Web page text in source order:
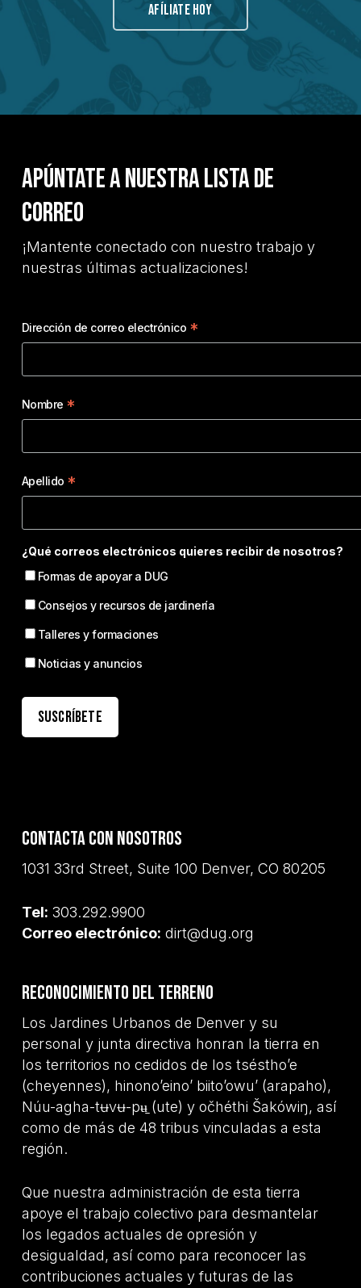
AFÍLIATE HOY
Apúntate a nuestra lista de
correo
¡Mantente conectado con nuestro trabajo y
nuestras últimas actualizaciones!
Dirección de correo electrónico *
Nombre *
Apellido *
¿Qué correos electrónicos quieres recibir de nosotros?
Formas de apoyar a DUG
Consejos y recursos de jardinería
Talleres y formaciones
Noticias y anuncios
Contacta con nosotros
1031 33rd Street, Suite 100 Denver, CO 80205
Tel: 303.292.9900
Correo electrónico: dirt@dug.org
Reconocimiento del terreno
Los Jardines Urbanos de Denver y su
personal y junta directiva honran la tierra en
los territorios no cedidos de los tséstho’e
(cheyennes), hinono’eino’ biito’owu’ (arapaho),
Núu-agha-tʉvʉ-pʉ̱ (ute) y očhéthi Šakówiŋ, así
como de más de 48 tribus vinculadas a esta
región.
Que nuestra administración de esta tierra
apoye el trabajo colectivo para desmantelar
los legados actuales de opresión y
desigualdad, así como para reconocer las
contribuciones actuales y futuras de las